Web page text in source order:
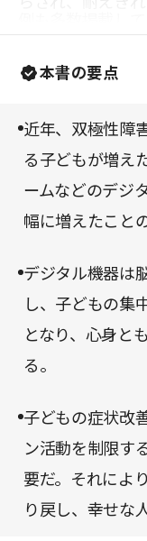
ティーブ・ジョ
多くは、自分の
器が子どもに与
育が集中力や人
むと知っている
合い方を考え直
を読んでみてい
本書の要点
近年、双極性障
る子どもが増え
ームなどのデジ
幅に増えたこと
デジタル機器は
し、子どもの集
となり、心身と
る。
子どもの症状改
ン活動を制限す
要だ。それによ
り戻し、幸せな